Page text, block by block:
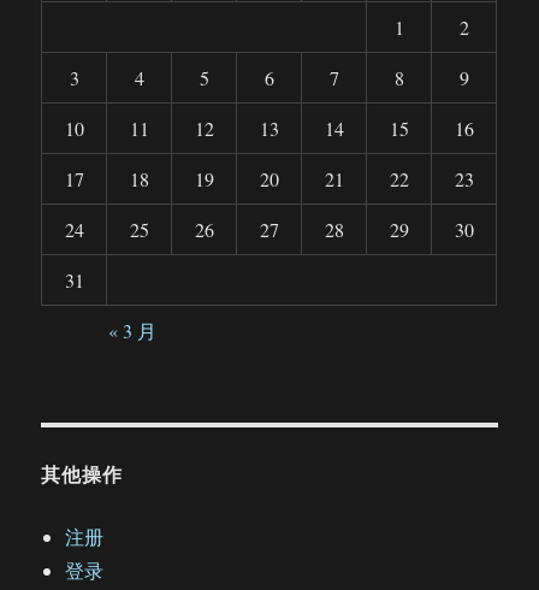
1
2
3
4 5 6 7 8
9
10
11 12 13 14 15
16
17
18 19 20 21 22
23
24
25 26 27 28 29
30
31
« 3 月
其他操作
注册
登录